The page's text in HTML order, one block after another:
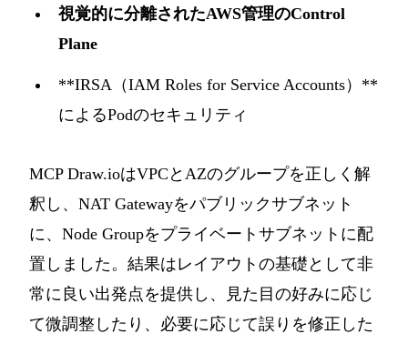
視覚的に分離されたAWS管理のControl
Plane
**IRSA（IAM Roles for Service Accounts）**
によるPodのセキュリティ
MCP Draw.ioはVPCとAZのグループを正しく解
釈し、NAT Gatewayをパブリックサブネット
に、Node Groupをプライベートサブネットに配
置しました。結果はレイアウトの基礎として非
常に良い出発点を提供し、見た目の好みに応じ
て微調整したり、必要に応じて誤りを修正した